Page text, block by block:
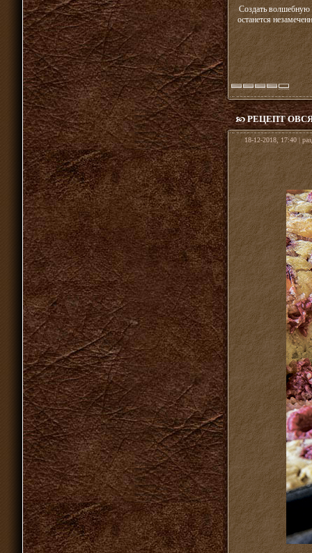
Создать волшебную
останется
РЕЦЕПТ
18-12-2018, 17:40 |